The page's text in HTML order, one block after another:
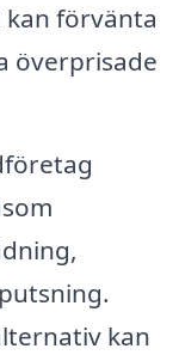
förvänta
överprisade
kan